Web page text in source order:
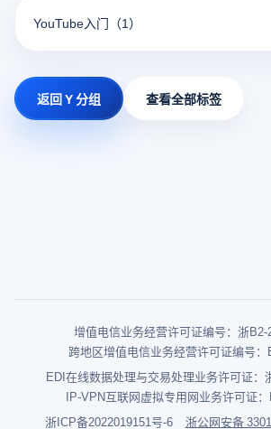
YouTube入门 （1）
返回 Y 分组 查看全部标签
增值电信业务经营许可证编号：浙B2-
跨地区增值电信业务经营许可证编号：
EDI在线数据处理与交易处理业务许可证：
IP-VPN互联网虚拟专用网业务许可证
浙ICP备2022019151号-6
浙公网安备